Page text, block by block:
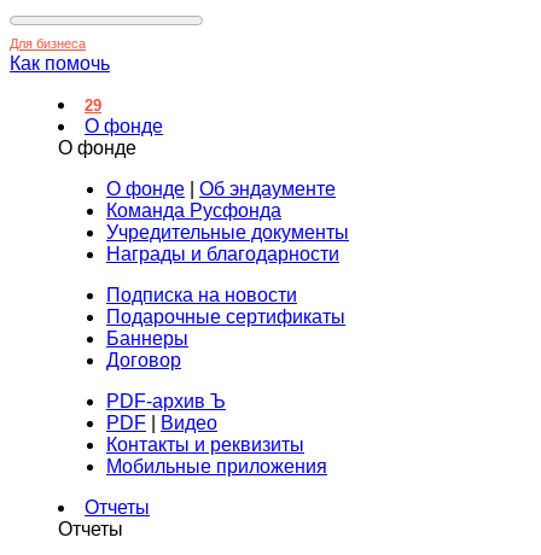
Для бизнеса
Как помочь
29
О фонде
О фонде
О фонде
Об эндаументе
Команда Русфонда
Учредительные документы
Награды и благодарности
Подписка на новости
Подарочные сертификаты
Баннеры
Договор
PDF-архив Ъ
PDF
Видео
Контакты и реквизиты
Мобильные приложения
Отчеты
Отчеты